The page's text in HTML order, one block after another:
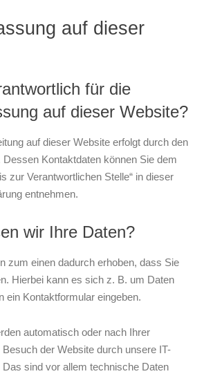
auf dieser
für die
auf dieser Website?
auf dieser Website erfolgt durch den
Dessen Kontaktdaten können Sie dem
zur Verantwortlichen Stelle“ in dieser
entnehmen.
wir Ihre Daten?
zum einen dadurch erhoben, dass Sie
Hierbei kann es sich z. B. um Daten
ein Kontaktformular eingeben.
automatisch oder nach Ihrer
Besuch der Website durch unsere IT-
sind vor allem technische Daten